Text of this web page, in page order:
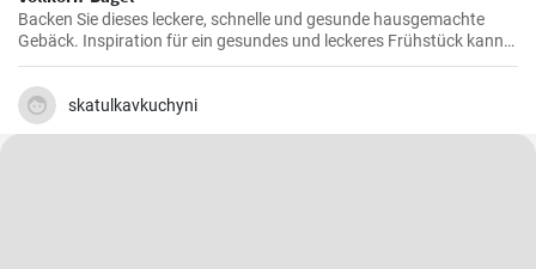
Backen Sie dieses leckere, schnelle und gesunde hausgemachte
Gebäck. Inspiration für ein gesundes und leckeres Frühstück kann
man nie genug haben.
skatulkavkuchyni